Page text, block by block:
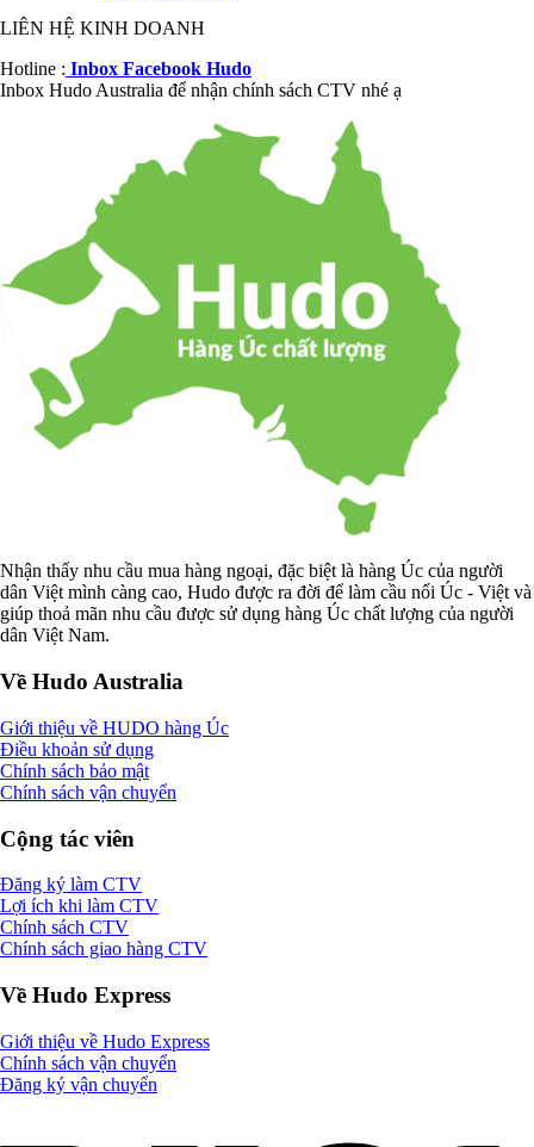
LIÊN HỆ KINH DOANH
Hotline : Inbox Facebook Hudo
Inbox Hudo Australia để nhận chính sách CTV nhé ạ
Nhận thấy nhu cầu mua hàng ngoại, đặc biệt là hàng Úc của người
dân Việt mình càng cao, Hudo được ra đời để làm cầu nối Úc - Việt và
giúp thoả mãn nhu cầu được sử dụng hàng Úc chất lượng của người
dân Việt Nam.
Về Hudo Australia
Giới thiệu về HUDO hàng Úc
Điều khoản sử dụng
Chính sách bảo mật
Chính sách vận chuyển
Cộng tác viên
Đăng ký làm CTV
Lợi ích khi làm CTV
Chính sách CTV
Chính sách giao hàng CTV
Về Hudo Express
Giới thiệu về Hudo Express
Chính sách vận chuyển
Đăng ký vận chuyển